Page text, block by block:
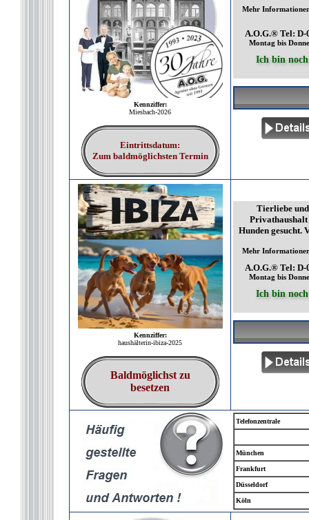
Kennziffer:
Miesbach-2026
Eintrittsdatum:
Zum baldmöglichsten Termin
Mehr
A.O.G.® Tel: D-
Montag bis
Ich bin
Kennziffer:
haushälterin-ibiza-2025
Baldmöglichst zu
besetzen
Tierliebe
Privathaushalt
Hunden gesucht.
Mehr
A.O.G.® Tel: D-
Montag bis
Ich bin
Telefonzentrale
München
Frankfurt
Düsseldorf
Köln